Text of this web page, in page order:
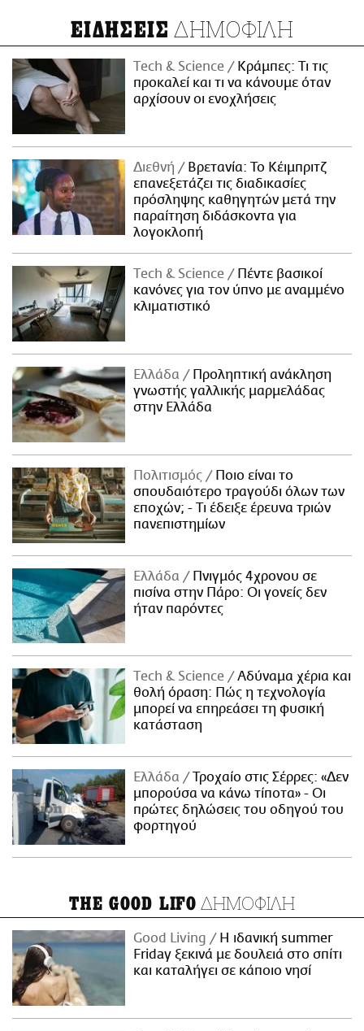
ΕΙΔΗΣΕΙΣ ΔΗΜΟΦΙΛΗ
Τech & Science
Κράμπες: Τι τις
προκαλεί και τι να κάνουμε όταν
αρχίσουν οι ενοχλήσεις
Διεθνή
Βρετανία: Το Κέιμπριτζ
επανεξετάζει τις διαδικασίες
πρόσληψης καθηγητών μετά την
παραίτηση διδάσκοντα για
λογοκλοπή
Τech & Science
Πέντε βασικοί
κανόνες για τον ύπνο με αναμμένο
κλιματιστικό
Ελλάδα
Προληπτική ανάκληση
γνωστής γαλλικής μαρμελάδας
στην Ελλάδα
Πολιτισμός
Ποιο είναι το
σπουδαιότερο τραγούδι όλων των
εποχών; - Τι έδειξε έρευνα τριών
πανεπιστημίων
Ελλάδα
Πνιγμός 4χρονου σε
πισίνα στην Πάρο: Οι γονείς δεν
ήταν παρόντες
Τech & Science
Αδύναμα χέρια και
θολή όραση: Πώς η τεχνολογία
μπορεί να επηρεάσει τη φυσική
κατάσταση
Ελλάδα
Τροχαίο στις Σέρρες: «Δεν
μπορούσα να κάνω τίποτα» - Οι
πρώτες δηλώσεις του οδηγού του
φορτηγού
THE GOOD LIFO ΔΗΜΟΦΙΛΗ
Good Living
Η ιδανική summer
Friday ξεκινά με δουλειά στο σπίτι
και καταλήγει σε κάποιο νησί